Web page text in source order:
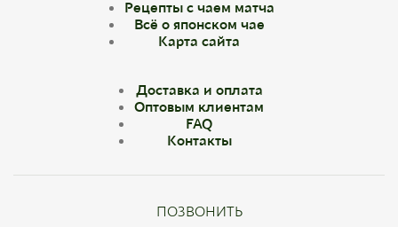
Рецепты с чаем матча
Всё о японском чае
Карта сайта
Доставка и оплата
Оптовым клиентам
FAQ
Контакты
ПОЗВОНИТЬ